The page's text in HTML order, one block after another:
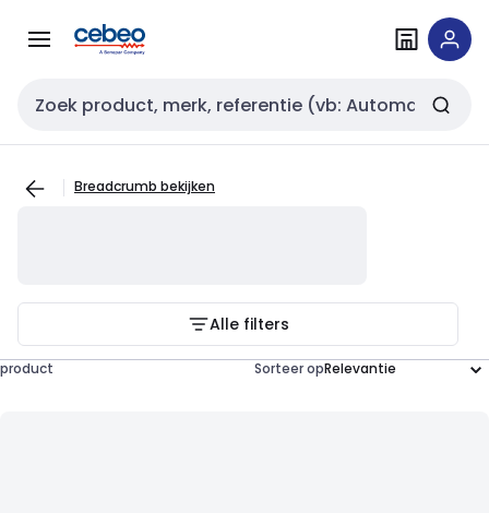
naar
naar
Zoekveld invoer
Breadcrumb bekijken
Alle filters
product Sorteer op